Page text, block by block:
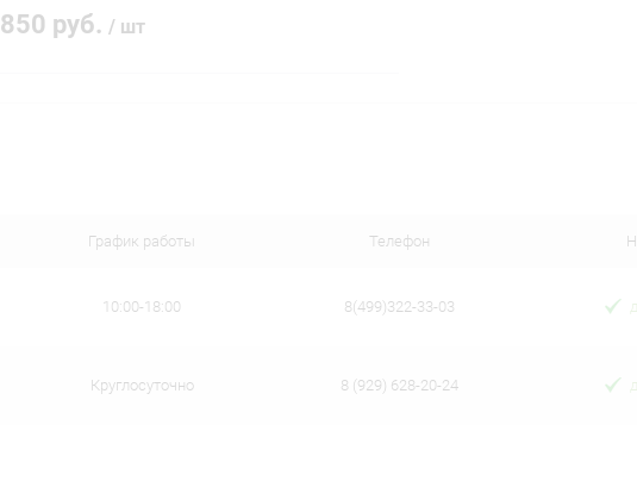
850 руб. / шт
График работы Телефон
10:00-18:00 8(499)322-33-03
Круглосуточно 8 (929) 628-20-24